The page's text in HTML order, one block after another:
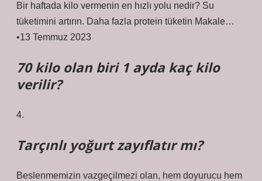
Bir haftada kilo vermenin en hızlı yolu nedir? Su
tüketimini artırın. Daha fazla protein tüketin Makale…
•13 Temmuz 2023
70 kilo olan biri 1 ayda kaç kilo
verilir?
4.
Tarçınlı yoğurt zayıflatır mı?
Beslenmemizin vazgeçilmezi olan, hem doyurucu hem